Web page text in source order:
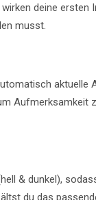
deine ersten
musst.
aktuelle
Aufmerksamkeit
& dunkel),
du das